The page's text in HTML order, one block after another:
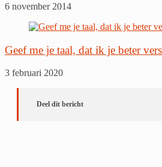
6 november 2014
Geef me je taal, dat ik je beter
3 februari 2020
Deel dit bericht